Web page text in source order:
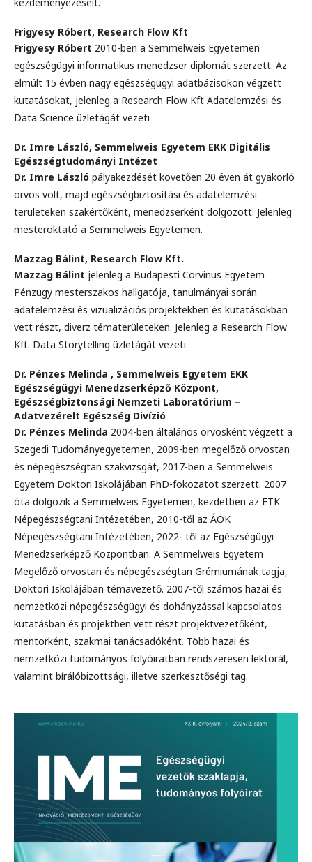
kezdeményezéseit.
Frigyesy Róbert, Research Flow Kft
Frigyesy Róbert 2010-ben a Semmelweis Egyetemen
egészségügyi informatikus menedzser diplomát szerzett. Az
elmúlt 15 évben nagy egészségügyi adatbázisokon végzett
kutatásokat, jelenleg a Research Flow Kft Adatelemzési és
Data Science üzletágát vezeti
Dr. Imre László, Semmelweis Egyetem EKK Digitális
Egészségtudományi Intézet
Dr. Imre László pályakezdését követően 20 éven át gyakorló
orvos volt, majd egészségbiztosítási és adatelemzési
területeken szakértőként, menedzserként dolgozott. Jelenleg
mesteroktató a Semmelweis Egyetemen.
Mazzag Bálint, Research Flow Kft.
Mazzag Bálint jelenleg a Budapesti Corvinus Egyetem
Pénzügy mesterszakos hallgatója, tanulmányai során
adatelemzési és vizualizációs projektekben és kutatásokban
vett részt, diverz tématerületeken. Jelenleg a Research Flow
Kft. Data Storytelling üzletágát vezeti.
Dr. Pénzes Melinda , Semmelweis Egyetem EKK
Egészségügyi Menedzserképző Központ,
Egészségbiztonsági Nemzeti Laboratórium –
Adatvezérelt Egészség Divízió
Dr. Pénzes Melinda 2004-ben általános orvosként végzett a
Szegedi Tudományegyetemen, 2009-ben megelőző orvostan
és népegészségtan szakvizsgát, 2017-ben a Semmelweis
Egyetem Doktori Iskolájában PhD-fokozatot szerzett. 2007
óta dolgozik a Semmelweis Egyetemen, kezdetben az ETK
Népegészségtani Intézetében, 2010-től az ÁOK
Népegészségtani Intézetében, 2022- től az Egészségügyi
Menedzserképző Központban. A Semmelweis Egyetem
Megelőző orvostan és népegészségtan Grémiumának tagja,
Doktori Iskolájában témavezető. 2007-től számos hazai és
nemzetközi népegészségügyi és dohányzással kapcsolatos
kutatásban és projektben vett részt projektvezetőként,
mentorként, szakmai tanácsadóként. Több hazai és
nemzetközi tudományos folyóiratban rendszeresen lektorál,
valamint bírálóbizottsági, illetve szerkesztőségi tag.